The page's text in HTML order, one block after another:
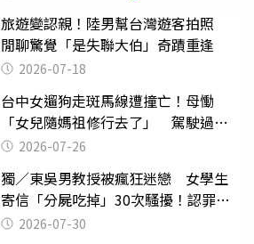
旅遊變認親！陸男幫台灣遊客拍照
閒聊驚覺「是失聯大伯」奇蹟重逢
2026-07-18
台中女遛狗走斑馬線遭撞亡！母慟
「女兒隨媽祖修行去了」 駕駛過失
致死判9月
2026-07-26
獨／東吳男教授被瘋狂迷戀 女學生
寄信「分屍吃掉」30次騷擾！認罪免
關 2026-07-30